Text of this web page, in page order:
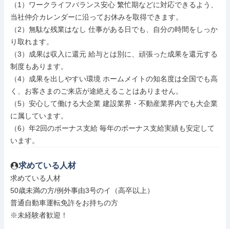
（1）ワークライフバランス安心 繁忙期などに対応できるよう、
当社仲介カレンダーに沿ってお休みを取得できます。
（2）無駄な残業はなし 仕事がある日でも、自分の時間をしっか
り取れます。
（3）成果は収入に還元 給与とは別に、頑張った成果を還元する
制度もあります。
（4）成果を出しやすい環境 ホームメイトの知名度は全国でも高
く、お客さまのご来店が途絶えることはありません。
（5）安心して働ける大企業 建設業界・不動産業界内でも大企業
に属しています。
（6）年2回のボーナス支給 毎年のボーナス支給実績も安定して
います。
求めている人材
求めている人材
50歳未満の方/例外事由3号のイ（高卒以上）
普通自動車運転免許をお持ちの方
※未経験者歓迎！